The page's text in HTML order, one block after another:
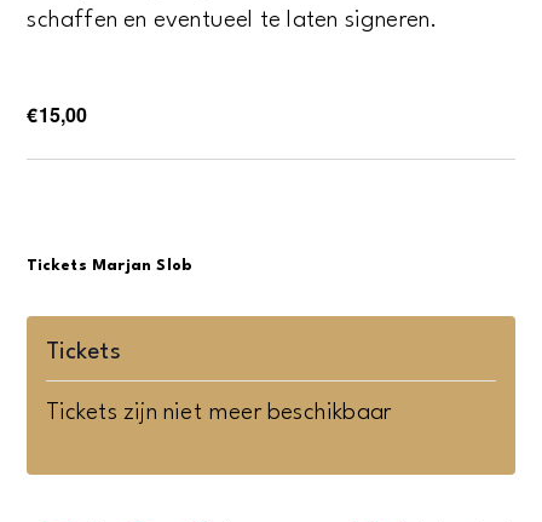
schaffen en eventueel te laten signeren.
€15,00
Tickets Marjan Slob
Tickets
Tickets zijn niet meer beschikbaar